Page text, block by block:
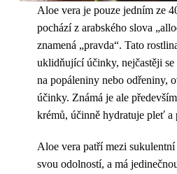
Aloe vera je pouze jedním ze
pochází z arabského slova
znamená „pravda“. Tato
uklidňující účinky, nejčastěji
na popáleniny nebo odřeniny,
účinky. Známá je ale
krémů, účinně hydratuje pleť a
Aloe vera patří mezi
svou odolností, a má